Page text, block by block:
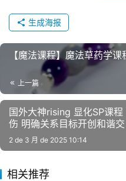
生成海报
【魔法课程】魔法草药学课
上一篇
国外大神rising 显化SP课
伤 明确关系目标开创和谐交​
2 de 3 月 de 2025 10:14
相关推荐